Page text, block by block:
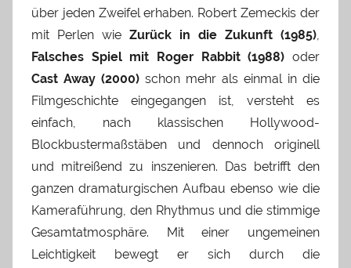
über jeden Zweifel erhaben. Robert Zemeckis der
mit Perlen wie Zurück in die Zukunft (1985),
Falsches Spiel mit Roger Rabbit (1988) oder
Cast Away (2000) schon mehr als einmal in die
Filmgeschichte eingegangen ist, versteht es
einfach, nach klassischen Hollywood-
Blockbustermaßstäben und dennoch originell
und mitreißend zu inszenieren. Das betrifft den
ganzen dramaturgischen Aufbau ebenso wie die
Kameraführung, den Rhythmus und die stimmige
Gesamtatmosphäre. Mit einer ungemeinen
Leichtigkeit bewegt er sich durch die